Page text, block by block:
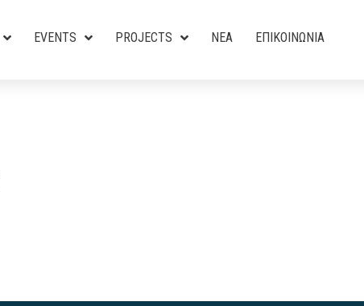
EVENTS PROJECTS ΝΕΑ ΕΠΙΚΟΙΝΩΝΙΑ